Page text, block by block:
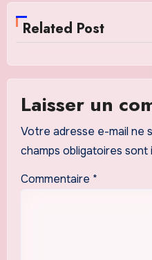
Related Post
Laisser un
Votre adresse e-mail ne
champs obligatoires sont
Commentaire *